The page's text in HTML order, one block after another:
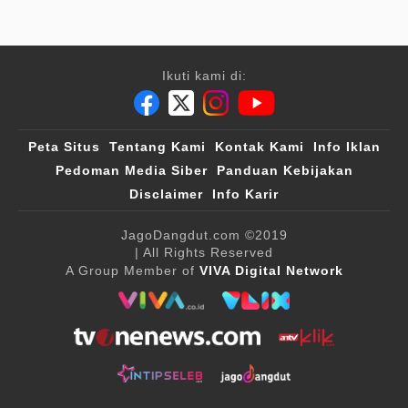
Ikuti kami di:
Peta Situs Tentang Kami Kontak Kami
Info Iklan
Pedoman Media Siber
Panduan Kebijakan
Disclaimer
Info Karir
JagoDangdut.com ©2019
| All Rights Reserved
A Group Member of VIVA Digital Network